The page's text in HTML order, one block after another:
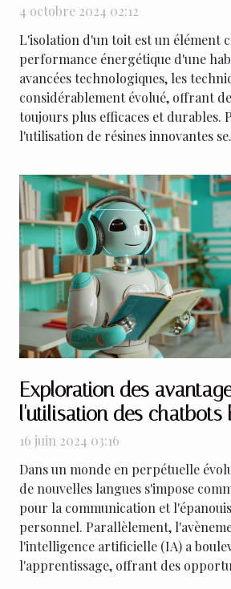
4 octobre 2024 02:12
L'isolation d'un toit est un élément
performance énergétique d'une
avancées technologiques, les
considérablement évolué, offrant
toujours plus efficaces et durables.
l'utilisation de résines innovantes
Exploration des
l'utilisation des chatbots
l'intelligence artificielle
l'apprentissage des
16 juin 2024 03:16
Dans un monde en perpétuelle
de nouvelles langues s'impose
pour la communication et
personnel. Parallèlement,
l'intelligence artificielle (IA) a
l'apprentissage, offrant des